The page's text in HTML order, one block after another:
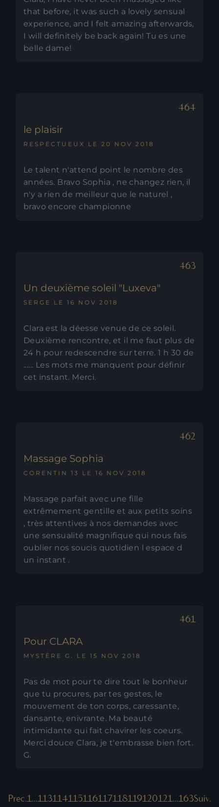
that before, it was such a lovely sensual
experience, and I felt amazing afterwards,
I will definitely be back again! Tu es une
belle dame!
le plaisir
RESPECTUEUX LE 20 NOV 2018
Le talent n'attend point le nombre des
années. Bravo Sophia , ne changez rien, il
n'y a rien de meilleur que le naturel ,
bravo encore championne
Un deuxième soleil "Luxeva"
SERGE LE 16 NOV 2018
Clara est la déesse venue de ce soleil.
Deuxième rencontre, et il me faut plus de
24 h pour redescendre sur terre. 1 h 30 de
...... Les mots me manquent pour définir
cet instant. Merci.
Massage Sophia
CORENTIN 13 LE 16 NOV 2018
Massage parfait avec une fille
extrêmement gentille et aux petits soins
, très attentives à nos demandes avec
une sensualité magnifique qui nous fais
oublier nos soucis quotidien l espace d
un instant .
Pour CLARA
MYSTÈRE G. LE 15 NOV 2018
Pas de mot pour te dire tout le bonheur
que tu procures, par tes gestes, le
mouvement de ton corps, caressante,
dansante, enivrante. Ma beauté
intimidante qui fait chavirer les coeurs.
Merci douce Clara, je t'embrasse bien fort.
G.
Prec.1…113114115116117118119120121…163Suiv.